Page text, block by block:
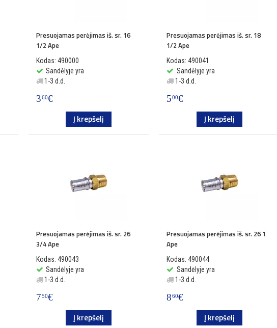
Presuojamas perėjimas iš. sr. 16
1/2 Ape
Kodas: 490000
Sandėlyje yra
1-3 d.d.
360€
Į krepšelį
Presuojamas perėjimas iš. sr. 18
1/2 Ape
Kodas: 490041
Sandėlyje yra
1-3 d.d.
500€
Į krepšelį
Presuojamas perėjimas iš. sr. 26
3/4 Ape
Kodas: 490043
Sandėlyje yra
1-3 d.d.
750€
Į krepšelį
Presuojamas perėjimas iš. sr. 26 1
Ape
Kodas: 490044
Sandėlyje yra
1-3 d.d.
860€
Į krepšelį